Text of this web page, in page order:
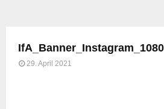
29. April 2021